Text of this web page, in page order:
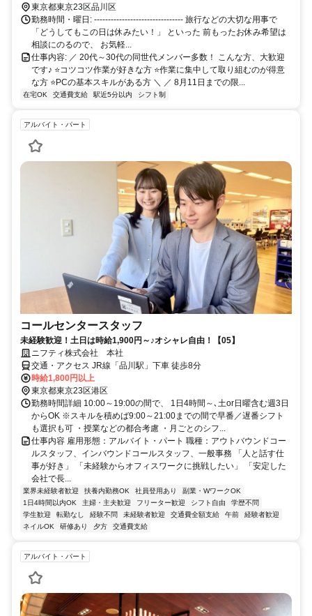
東京都東京23区品川区
勤務時間・曜日: -------------------------------- 旅行などの大切な用事で
「どうしてもこの日は休みたい！」 といった 前もったお休み希望は
相談にのるので、 お気軽...
仕事内容: ／ 20代～30代の同世代メンバー多数！ こんな方、大歓迎
です♪ ⭐コツコツ作業が好きな方 ⭐作業に集中して取り組むのが得意
な方 ⭐PCの基本スキルがある方 ＼ ／ 8月11日までの限...
在宅OK 交通費支給 駅近5分以内 シフト制
アルバイト・パート
コールセンタースタッフ
未経験歓迎！土日は時給1,900円～♪オシャレ自由！【05】
ニフティ株式会社 本社
交通・アクセス JR線「品川駅」下車 徒歩8分
時給1,800円以上
東京都東京23区港区
勤務時間詳細 10:00～19:00の間で、 1日4時間～､土or日曜含む週3日
からOK ※スキルを積めば9:00～21:00までの間で早番／遅番シフト
も選択も可 ・授業などの都合考慮 ・月ごとのシフ...
仕事内容 雇用形態：アルバイト・パート 職種：アウトバウンドコー
ルスタッフ、インバウンドコールスタッフ、一般事務 「人と話す仕
事が好き」 「未経験からオフィスワークに挑戦したい」 「安定した
会社で長...
業界未経験者歓迎 扶養内勤務OK 社員登用あり
副業・WワークOK
1日4時間以内OK
主婦・主夫歓迎 フリーター歓迎 シフト自由
学歴不問
学生歓迎
転勤なし 経験不問 未経験者歓迎 交通費全額支給 午前
経験者歓迎
ネイルOK
研修あり 夕方 交通費支給
アルバイト・パート